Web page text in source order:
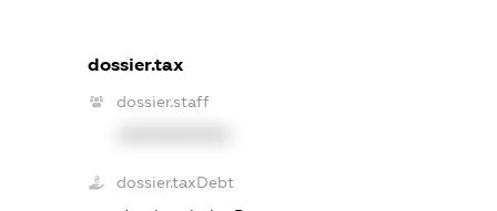
dossier.tax
dossier.staff
dossier.taxDebt